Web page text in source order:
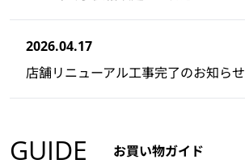
2026.04.17
店舗リニューアル工事完了のお知らせ
GUIDE お買い物ガイド